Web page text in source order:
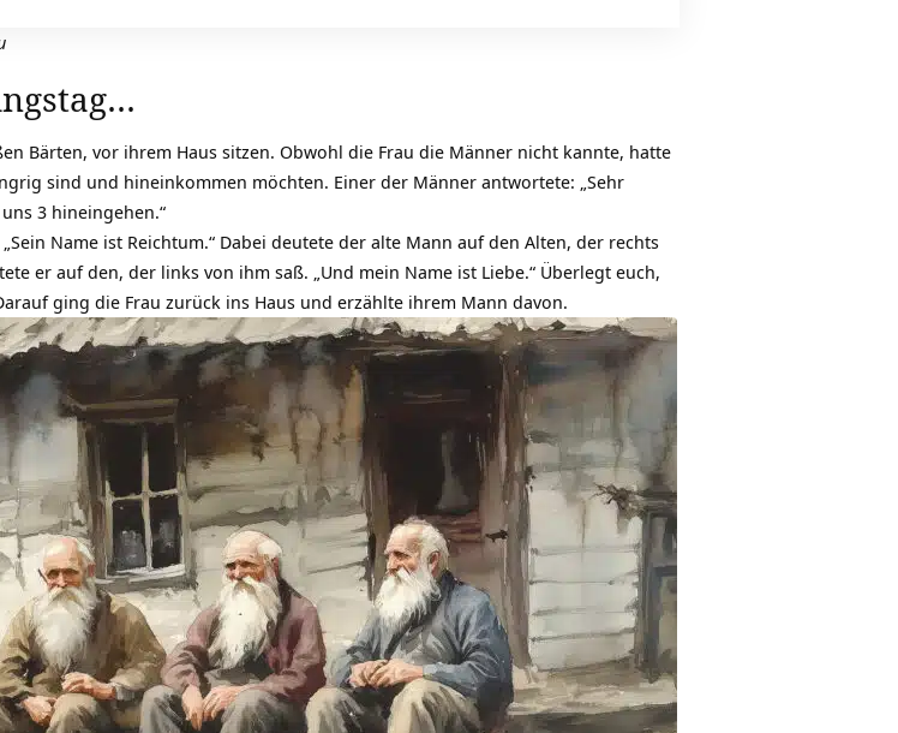
Bärten, vor ihrem Haus sitzen. Obwohl die Frau die Männer nicht kannte, hatte
sind und hineinkommen möchten. Einer der Männer antwortete: „Sehr
3 hineingehen.“
Name ist Reichtum.“ Dabei deutete der alte Mann auf den Alten, der rechts
er auf den, der links von ihm saß. „Und mein Name ist Liebe.“ Überlegt euch,
ging die Frau zurück ins Haus und erzählte ihrem Mann davon.